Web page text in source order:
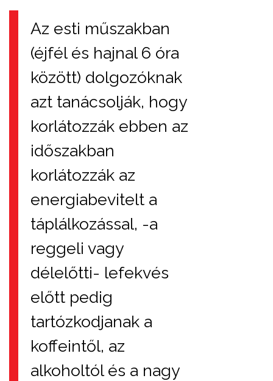
Az esti műszakban
(éjfél és hajnal 6 óra
között) dolgozóknak
azt tanácsolják, hogy
korlátozzák ebben az
időszakban
korlátozzák az
energiabevitelt a
táplálkozással, -a
reggeli vagy
délelőtti- lefekvés
előtt pedig
tartózkodjanak a
koffeintől, az
alkoholtól és a nagy